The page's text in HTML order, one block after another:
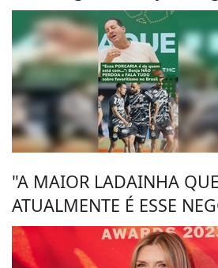
"A MAIOR LADAINHA
ATUALMENTE É ESSE